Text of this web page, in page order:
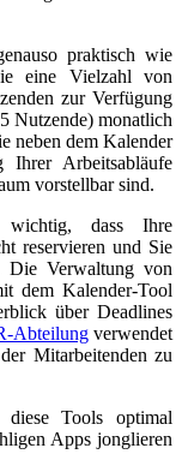
praktisch wie
eine Vielzahl von
zur Verfügung
Nutzende) monatlich
neben dem Kalender
Arbeitsabläufe
vorstellbar sind.
dass Ihre
reservieren und Sie
Die Verwaltung von
dem Kalender-Tool
über Deadlines
Abteilungverwendet
Mitarbeitenden zu
Tools optimal
Apps jonglieren